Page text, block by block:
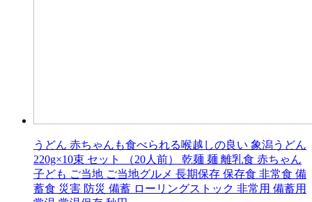
うどん 赤ちゃんも食べられる喉越しの良い 象潟うどん
220g×10束 セット （20人前） 乾麺 麺 離乳食 赤ちゃん
子ども ご当地 ご当地グルメ 長期保存 保存食 非常食 備
蓄食 災害 防災 備蓄 ローリングストック 非常用 備蓄用